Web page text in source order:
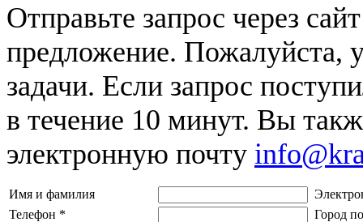
Отправьте запрос через
предложение. Пожалуйста,
задачи. Если запрос
в течение 10 минут. Вы
электронную почту
Имя и фамилия
Телефон *
Город